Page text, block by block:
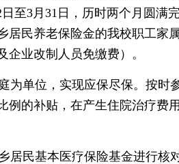
日至3月31日，历时两个月圆满
居民养老保险金的我校职工家
企业改制人员免缴费）。
单位，实现应保尽保。按时
例的补贴，在产生住院治疗费
民基本医疗保险基金进行核